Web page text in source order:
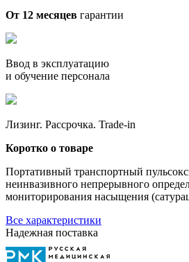
От 12 месяцев гарантии
Ввод в эксплуатацию
и обучение персонала
Лизинг. Рассрочка. Trade-in
Коротко о товаре
Портативный транспортный
неинвазивного непрерывного
мониторирования насыщения
Все характеристики
Надежная поставка